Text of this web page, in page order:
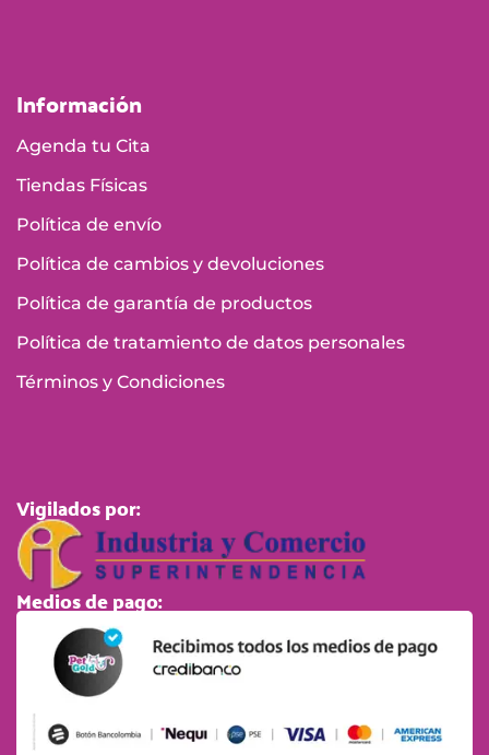
Información
Agenda tu Cita
Tiendas Físicas
Política de envío
Política de cambios y devoluciones
Política de garantía de productos
Política de tratamiento de datos personales
Términos y Condiciones
Vigilados por:
Medios de pago: